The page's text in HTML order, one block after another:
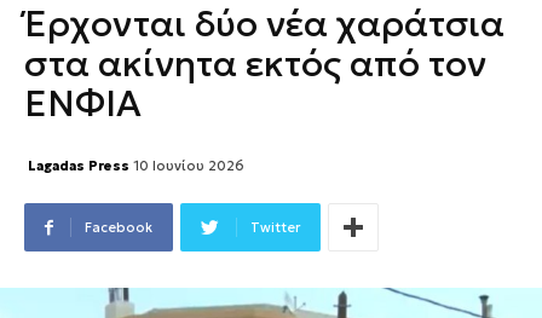
Έρχονται δύο νέα χαράτσια
στα ακίνητα εκτός από τον
ΕΝΦΙΑ
Lagadas Press 10 Ιουνίου 2026
Facebook Twitter